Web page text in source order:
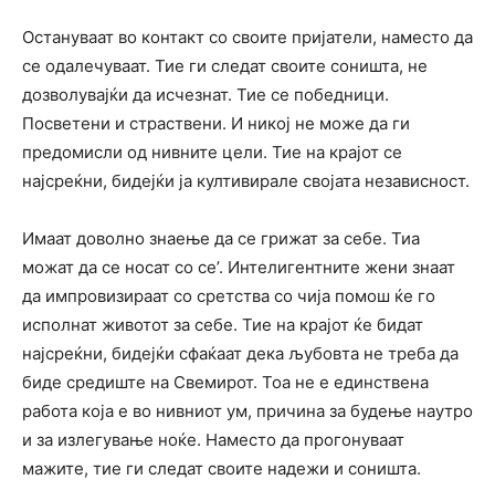
Остануваат во контакт со своите пријатели, наместо да
се одалечуваат. Тие ги следат своите соништа, не
дозволувајќи да исчезнат. Тие се победници.
Посветени и страствени. И никој не може да ги
предомисли од нивните цели. Тие на крајот се
најсреќни, бидејќи ја култивирале својата независност.
Имаат доволно знаење да се грижат за себе. Тиа
можат да се носат со се’. Интелигентните жени знаат
да импровизираат со сретства со чија помош ќе го
исполнат животот за себе. Тие на крајот ќе бидат
најсреќни, бидејќи сфаќаат дека љубовта не треба да
биде средиште на Свемирот. Тоа не е единствена
работа која е во нивниот ум, причина за будење наутро
и за излегување ноќе. Наместо да прогонуваат
мажите, тие ги следат своите надежи и соништа.